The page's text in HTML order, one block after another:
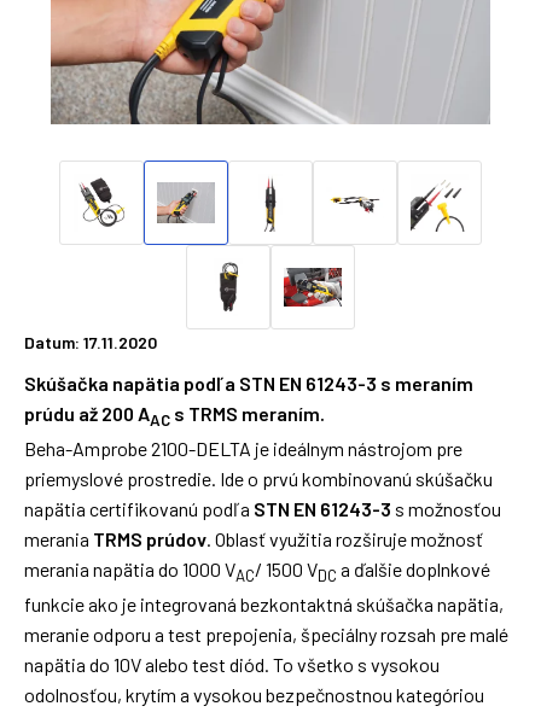
Datum: 17.11.2020
Skúšačka napätia podľa STN EN 61243-3 s meraním
prúdu až 200 AAC s TRMS meraním.
Beha-Amprobe 2100-DELTA je ideálnym nástrojom pre
priemyslové prostredie. Ide o prvú kombinovanú skúšačku
napätia certifikovanú podľa STN EN 61243-3 s možnosťou
merania TRMS prúdov. Oblasť využitia rozširuje možnosť
merania napätia do 1000 VAC/ 1500 VDC a ďalšie doplnkové
funkcie ako je integrovaná bezkontaktná skúšačka napätia,
meranie odporu a test prepojenia, špeciálny rozsah pre malé
napätia do 10V alebo test diód. To všetko s vysokou
odolnosťou, krytím a vysokou bezpečnostnou kategóriou